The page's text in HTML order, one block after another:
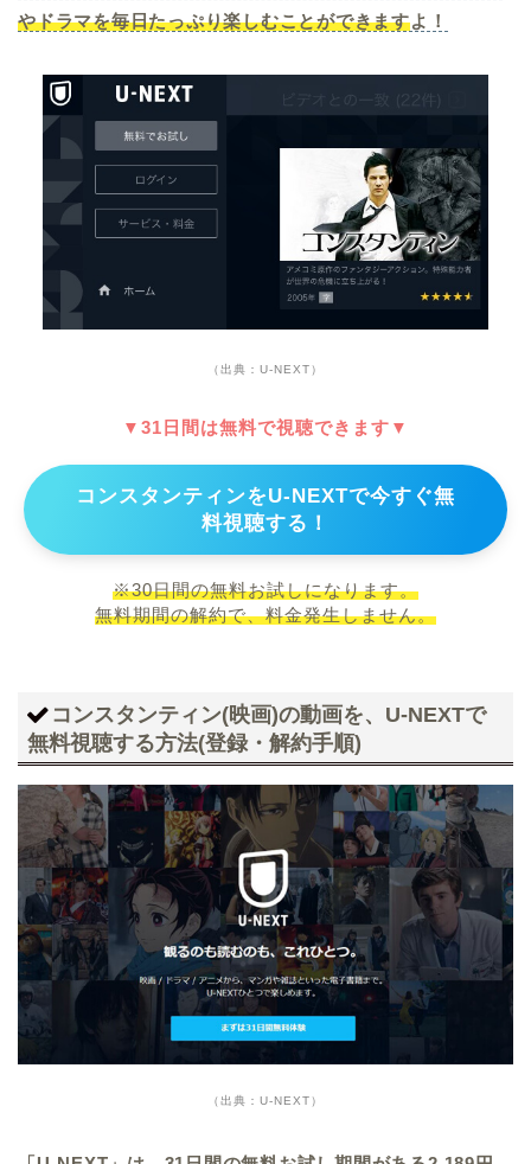
やドラマを毎日たっぷり楽しむことができますよ！
（出典：U-NEXT）
▼31日間は無料で視聴できます▼
コンスタンティンをU-NEXTで今すぐ無
料視聴する！
※30日間の無料お試しになります。
無料期間の解約で、料金発生しません。
コンスタンティン(映画)の動画を、U-NEXTで
無料視聴する方法(登録・解約手順)
（出典：U-NEXT）